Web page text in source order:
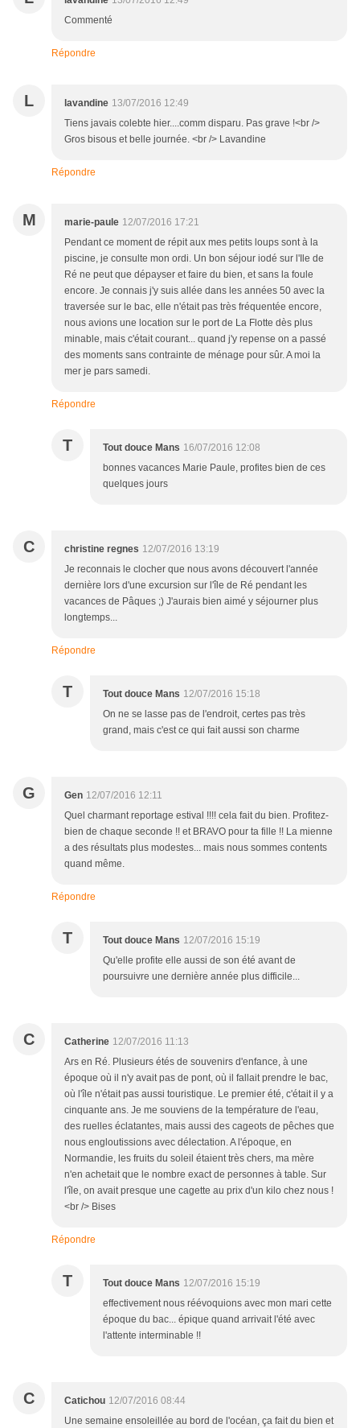
Commenté
Répondre
L lavandine 13/07/2016 12:49
Tiens javais colebte hier....comm disparu. Pas grave !<br />
Gros bisous et belle journée. <br /> Lavandine
Répondre
M marie-paule 12/07/2016 17:21
Pendant ce moment de répit aux mes petits loups sont à la
piscine, je consulte mon ordi. Un bon séjour iodé sur l'Ile de
Ré ne peut que dépayser et faire du bien, et sans la foule
encore. Je connais j'y suis allée dans les années 50 avec la
traversée sur le bac, elle n'était pas très fréquentée encore,
nous avions une location sur le port de La Flotte dès plus
minable, mais c'était courant... quand j'y repense on a passé
des moments sans contrainte de ménage pour sûr. A moi la
mer je pars samedi.
Répondre
T Tout douce Mans 16/07/2016 12:08
bonnes vacances Marie Paule, profites bien de ces
quelques jours
C christine regnes 12/07/2016 13:19
Je reconnais le clocher que nous avons découvert l'année
dernière lors d'une excursion sur l'île de Ré pendant les
vacances de Pâques ;) J'aurais bien aimé y séjourner plus
longtemps...
Répondre
T Tout douce Mans 12/07/2016 15:18
On ne se lasse pas de l'endroit, certes pas très
grand, mais c'est ce qui fait aussi son charme
G Gen 12/07/2016 12:11
Quel charmant reportage estival !!!! cela fait du bien. Profitez-
bien de chaque seconde !! et BRAVO pour ta fille !! La mienne
a des résultats plus modestes... mais nous sommes contents
quand même.
Répondre
T Tout douce Mans 12/07/2016 15:19
Qu'elle profite elle aussi de son été avant de
poursuivre une dernière année plus difficile...
C Catherine 12/07/2016 11:13
Ars en Ré. Plusieurs étés de souvenirs d'enfance, à une
époque où il n'y avait pas de pont, où il fallait prendre le bac,
où l'île n'était pas aussi touristique. Le premier été, c'était il y a
cinquante ans. Je me souviens de la température de l'eau,
des ruelles éclatantes, mais aussi des cageots de pêches que
nous engloutissions avec délectation. A l'époque, en
Normandie, les fruits du soleil étaient très chers, ma mère
n'en achetait que le nombre exact de personnes à table. Sur
l'île, on avait presque une cagette au prix d'un kilo chez nous !
<br /> Bises
Répondre
T Tout douce Mans 12/07/2016 15:19
effectivement nous réévoquions avec mon mari cette
époque du bac... épique quand arrivait l'été avec
l'attente interminable !!
C Catichou 12/07/2016 08:44
Une semaine ensoleillée au bord de l'océan, ça fait du bien et